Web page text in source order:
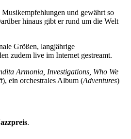
und gewährt so
hinaus gibt er rund um die Welt
Größen, langjährige
zudem live im Internet gestreamt.
Armonia, Investigations, Who We
), ein orchestrales Album (Adventures)
.